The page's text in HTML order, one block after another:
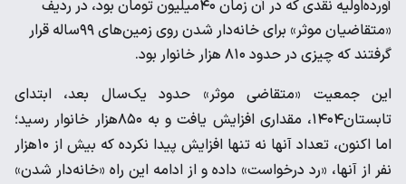
آورده‌اولیه نقدی که در آن زمان ۴۰‌میلیون تومان بود، در ردیف
«متقاضیان موثر» برای خانه‌دار شدن روی زمین‌های ۹۹ساله قرار
گرفتند که چیزی در حدود ۸۱۰ هزار خانوار بود.
این جمعیت «متقاضی موثر» حدود یک‌سال بعد، ابتدای
تابستان۱۴۰۴، مقداری افزایش یافت و به ۸۵۰هزار خانوار رسید؛
اما اکنون، تعداد آنها نه تنها افزایش پیدا نکرده که بیش از ۱۰هزار
نفر از آنها، «رد درخواست» داده و از ادامه این راه «خانه‌دار شدن»